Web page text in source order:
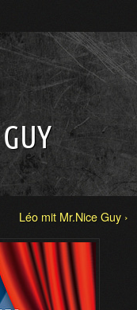
Léo mit Mr.Nice Guy ›